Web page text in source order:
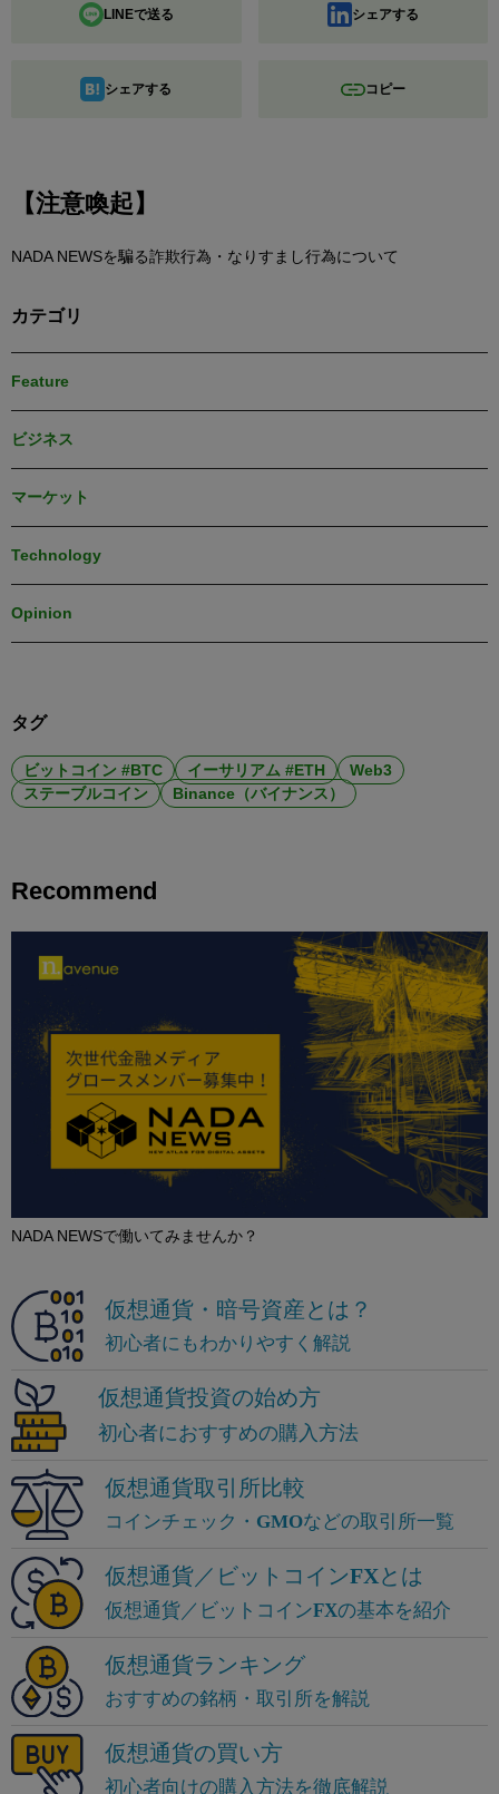
LINEで送る シェアする
シェアする コピー
【注意喚起】
NADA NEWSを騙る詐欺行為・なりすまし行為について
カテゴリ
Feature
ビジネス
マーケット
Technology
Opinion
タグ
ビットコイン #BTC イーサリアム #ETH
Web3
ステーブルコイン
Binance（バイナンス）
Recommend
NADA NEWSで働いてみませんか？